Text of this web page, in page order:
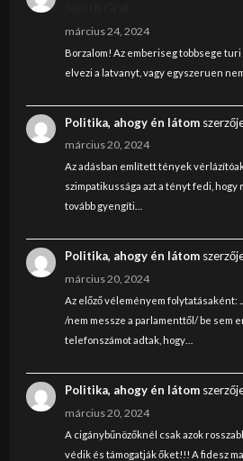
március 24, 2024
Borzalom! Az emberiseg tobbsege
elvezi a latvanyt, vagy egyszeruen
Politika, ahogy én látom
március 20, 2024
Az adásban említett tények
szimpatikussága azt a tényt fedi, hogy
tovább gyengíti…
Politika, ahogy én látom
március 20, 2024
Az előző véleményem folytatásaként:
/nem messze a parlamenttől/ be sem
telefonszámot adtak, hogy…
Politika, ahogy én látom
március 20, 2024
A cigánybűnözőknél csak azok
védik és támogatják őket!!! A fidesz